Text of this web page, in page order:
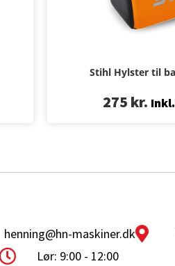
Stihl Hylster til
275 kr.
henning@hn-maskiner.dk
Lør: 9:00 - 12:00